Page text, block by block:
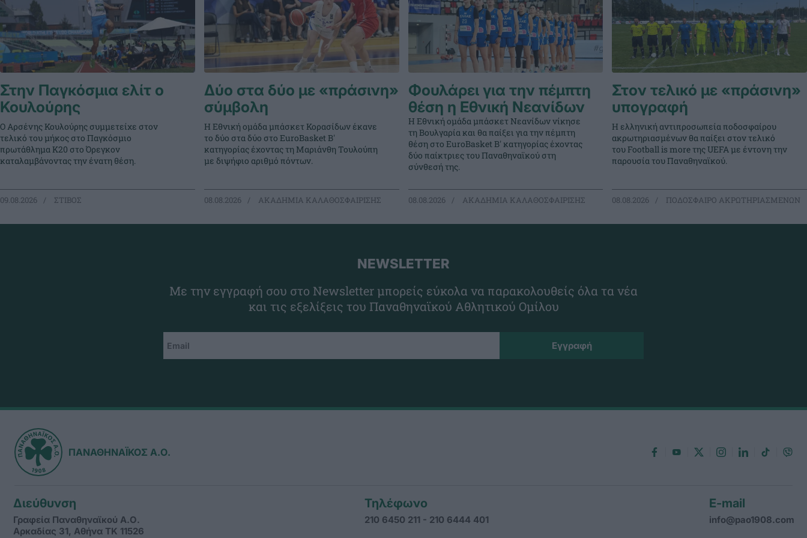
Στην Παγκόσμια ελίτ ο
Κουλούρης
Ο Αρσένης Κουλούρης συμμετείχε στον
τελικό του μήκος στο Παγκόσμιο
πρωτάθλημα Κ20 στο Όρεγκον
καταλαμβάνοντας την ένατη θέση.
09.08.2026 ΣΤΙΒΟΣ
Δύο στα δύο με «πράσινη»
σύμβολη
Η Εθνική ομάδα μπάσκετ Κορασίδων έκανε
το δύο στα δύο στο EuroBasket Β'
κατηγορίας έχοντας τη Μαριάνθη Τουλούπη
με διψήφιο αριθμό πόντων.
08.08.2026 ΑΚΑΔΗΜΙΑ ΚΑΛΑΘΟΣΦΑΙΡΙΣΗΣ
Φουλάρει για την πέμπτη
θέση η Εθνική Νεανίδων
Η Εθνική ομάδα μπάσκετ Νεανίδων νίκησε
τη Βουλγαρία και θα παίξει για την πέμπτη
θέση στο EuroBasket Β' κατηγορίας έχοντας
δύο παίκτριες του Παναθηναϊκού στη
σύνθεσή της.
08.08.2026 ΑΚΑΔΗΜΙΑ ΚΑΛΑΘΟΣΦΑΙΡΙΣΗΣ
Στον τελικό με «πράσινη»
υπογραφή
Η ελληνική αντιπροσωπεία ποδοσφαίρου
ακρωτηριασμένων θα παίξει στον τελικό
του Football is more της UEFA με έντονη την
παρουσία του Παναθηναϊκού.
08.08.2026 ΠΟΔΟΣΦΑΙΡΟ ΑΚΡΩΤΗΡΙΑΣΜΕΝΩΝ
NEWSLETTER
Με την εγγραφή σου στο Newsletter μπορείς εύκολα να παρακολουθείς όλα τα νέα
και τις εξελίξεις του Παναθηναϊκού Αθλητικού Ομίλου
ΠΑΝΑΘΗΝΑΪΚΟΣ Α.Ο.
Διεύθυνση
Γραφεία Παναθηναϊκού Α.Ο.
Αρκαδίας 31, Αθήνα ΤΚ 11526
Τηλέφωνο
210 6450 211 - 210 6444 401
E-mail
info@pao1908.com